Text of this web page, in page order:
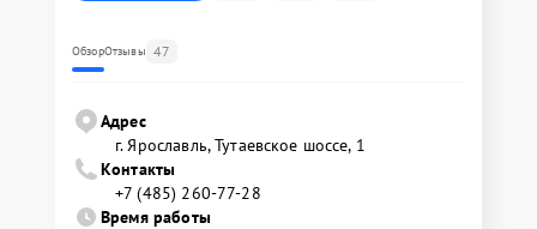
ОбзорОтзывы 47
Адрес
г. Ярославль, Тутаевское шоссе, 1
Контакты
+7 (485) 260-77-28
Время работы